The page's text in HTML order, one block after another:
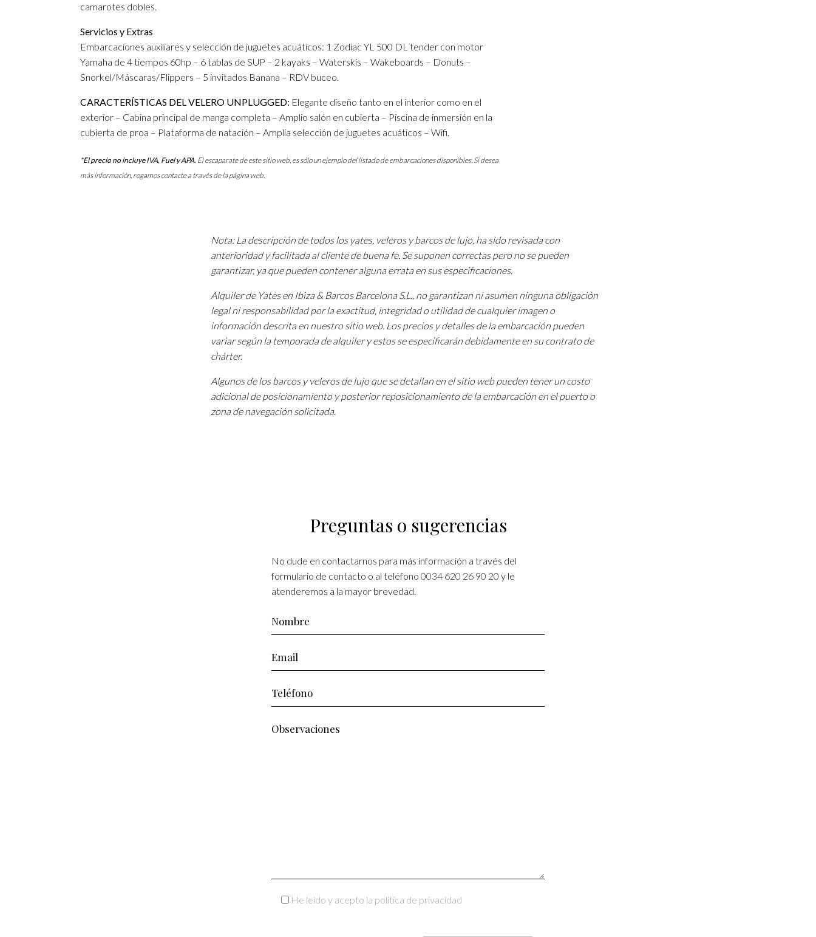
camarotes dobles.
Servicios y Extras
Embarcaciones auxiliares y selección de juguetes acuáticos: 1 Zodiac YL 500 DL tender con motor
Yamaha de 4 tiempos 60hp – 6 tablas de SUP – 2 kayaks – Waterskis – Wakeboards – Donuts –
Snorkel/Máscaras/Flippers – 5 invitados Banana – RDV buceo.
CARACTERÍSTICAS DEL VELERO UNPLUGGED: Elegante diseño tanto en el interior como en el
exterior – Cabina principal de manga completa – Amplio salón en cubierta – Piscina de inmersión en la
cubierta de proa – Plataforma de natación – Amplia selección de juguetes acuáticos – Wifi.
*El precio no incluye IVA, Fuel y APA. El escaparate de este sitio web, es sólo un ejemplo del listado de embarcaciones disponibles. Si desea
más información, rogamos contacte a través de la página web.
Nota: La descripción de todos los yates, veleros y barcos de lujo, ha sido revisada con
anterioridad y facilitada al cliente de buena fe. Se suponen correctas pero no se pueden
garantizar, ya que pueden contener alguna errata en sus especificaciones.
Alquiler de Yates en Ibiza & Barcos Barcelona S.L., no garantizan ni asumen ninguna obligación
legal ni responsabilidad por la exactitud, integridad o utilidad de cualquier imagen o
información descrita en nuestro sitio web. Los precios y detalles de la embarcación pueden
variar según la temporada de alquiler y estos se especificarán debidamente en su contrato de
chárter.
Algunos de los barcos y veleros de lujo que se detallan en el sitio web pueden tener un costo
adicional de posicionamiento y posterior reposicionamiento de la embarcación en el puerto o
zona de navegación solicitada.
Preguntas o sugerencias
No dude en contactarnos para más información a través del
formulario de contacto o al teléfono 0034 620 26 90 20 y le
atenderemos a la mayor brevedad.
He leído y acepto la política de privacidad